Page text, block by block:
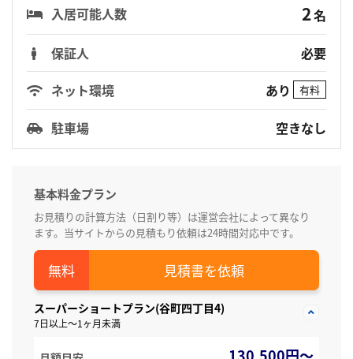
入居可能人数 2名
保証人
必要
ネット環境
あり 有料
駐車場 空きなし
基本料金プラン
お見積りの計算方法（日割り等）は運営会社によって異なり
ます。当サイトからの見積もり依頼は24時間対応中です。
見積書を依頼
スーパーショートプラン(谷町四丁目4)
7日以上～1ヶ月未満